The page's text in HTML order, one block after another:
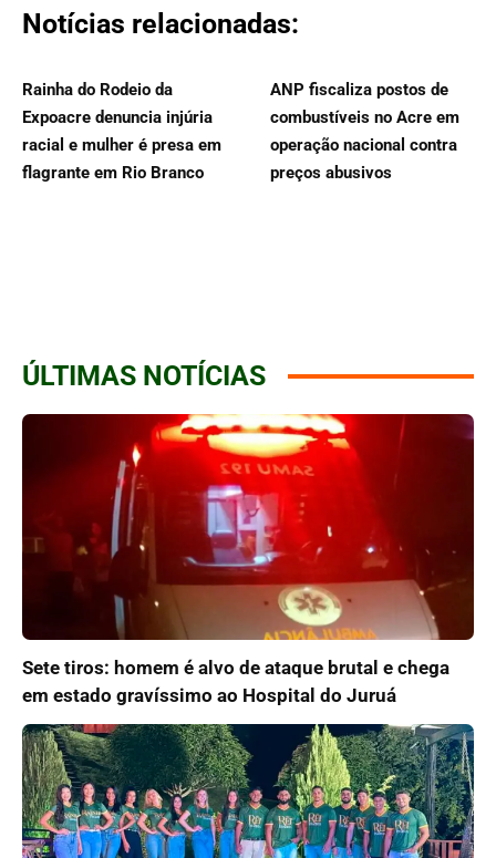
Notícias relacionadas:
Rainha do Rodeio da
Expoacre denuncia injúria
racial e mulher é presa em
flagrante em Rio Branco
ANP fiscaliza postos de
combustíveis no Acre em
operação nacional contra
preços abusivos
ÚLTIMAS NOTÍCIAS
Sete tiros: homem é alvo de ataque brutal e chega
em estado gravíssimo ao Hospital do Juruá